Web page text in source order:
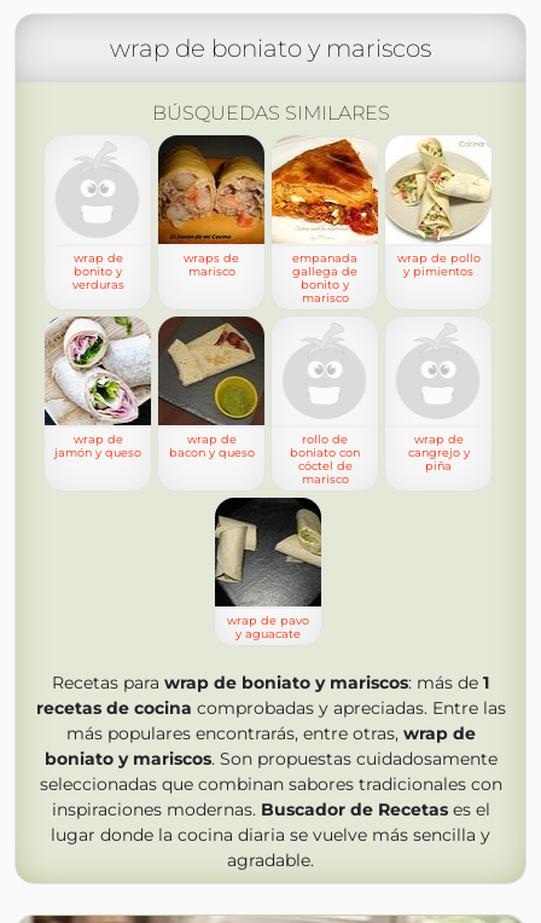
wrap de boniato y mariscos
BÚSQUEDAS SIMILARES
wrap de
bonito y
verduras
wraps de
marisco
empanada
gallega de
bonito y
marisco
wrap de pollo
y pimientos
wrap de
jamón y queso
wrap de
bacon y queso
rollo de
boniato con
cóctel de
marisco
wrap de
cangrejo y
piña
wrap de pavo
y aguacate
Recetas para wrap de boniato y mariscos: más de 1
recetas de cocina comprobadas y apreciadas. Entre las
más populares encontrarás, entre otras, wrap de
boniato y mariscos. Son propuestas cuidadosamente
seleccionadas que combinan sabores tradicionales con
inspiraciones modernas. Buscador de Recetases el
lugar donde la cocina diaria se vuelve más sencilla y
agradable.